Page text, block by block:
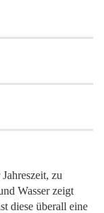
zu
Wasser zeigt
diese überall eine